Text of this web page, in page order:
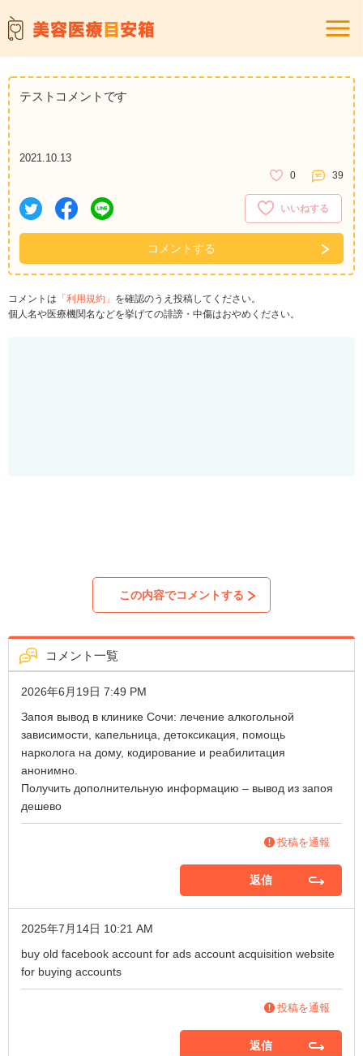
テストコメントです
2021.10.13
0 39
いいねする
コメントする
コメントは 「利用規約」 を確認のうえ投稿してください。
個人名や医療機関名などを挙げての誹謗・中傷はおやめください。
コメント一覧
2026年6月19日 7:49 PM
Запоя вывод в клинике Сочи: лечение алкогольной
зависимости, капельница, детоксикация, помощь
нарколога на дому, кодирование и реабилитация
анонимно.
Получить дополнительную информацию – вывод из запоя
дешево
投稿を通報
返信
2025年7月14日 10:21 AM
buy old facebook account for ads account acquisition website
for buying accounts
投稿を通報
返信